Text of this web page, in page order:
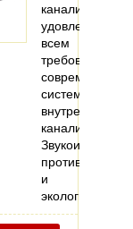
канализации,
всем
требованиям
современных
систем
внутренней
канализации.
Звукоизоляция,
и